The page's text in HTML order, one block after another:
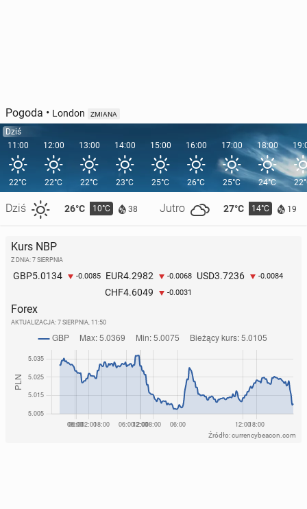
Pogoda • London ZMIANA
Dziś
11:00
22°C
Dziś 26°C 10°C 38 Jutro 27°C 14°C 19
12:00
22°C
13:00
22°C
14:00
23°C
15:00
25°C
16:00
26°C
17:00
25°C
18:00
24°C
Kurs NBP
Z DNIA: 7 SIERPNIA
GBP5.0134 -0.0085 EUR4.2982 -0.0068 USD3.7236 -0.0084
CHF4.6049 -0.0031
Forex
AKTUALIZACJA: 7 SIERPNIA, 11:50
Źródło: currencybeacon.com